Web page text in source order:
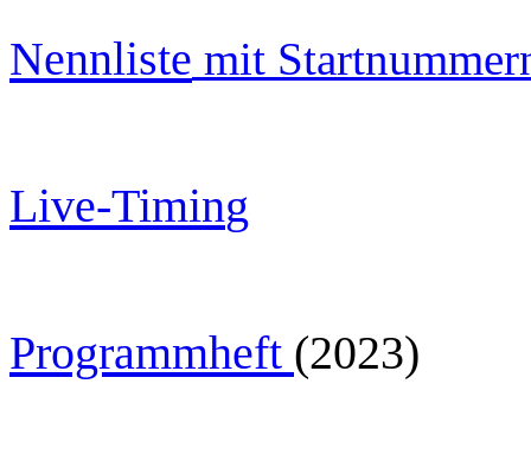
Nennliste mit
Live-Timing
Programmheft (2023)